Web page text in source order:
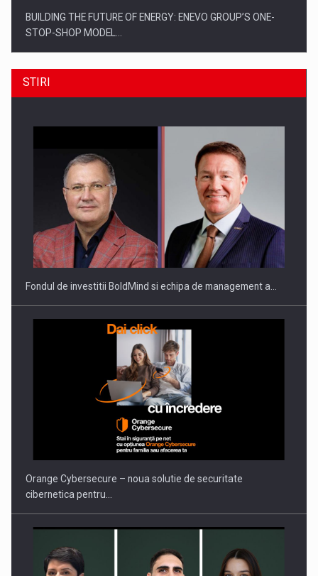
BUILDING THE FUTURE OF ENERGY: ENEVO GROUP’S ONE-
STOP-SHOP MODEL…
ROOTED IN ROMANIA, BUILT TO DELIVER TECHNOLOGY FOR
THE…
PUTTING ROMANIAN CORPORATE COMPANIES ON THE
INTERNATIONAL BUSINESS SCENE
STIRI
Fondul de investitii BoldMind si echipa de management a…
Orange Cybersecure – noua solutie de securitate
cibernetica pentru…